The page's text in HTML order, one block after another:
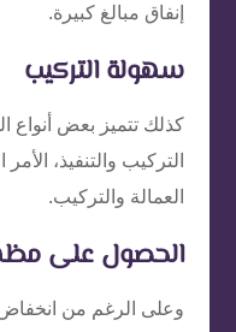
إنفاق مبالغ كبيرة.
سهولة التركيب
كذلك تتميز بعض أنواع
التركيب والتنفيذ،
العمالة والتركيب.
الحصول على
وعلى الرغم من انخفاض